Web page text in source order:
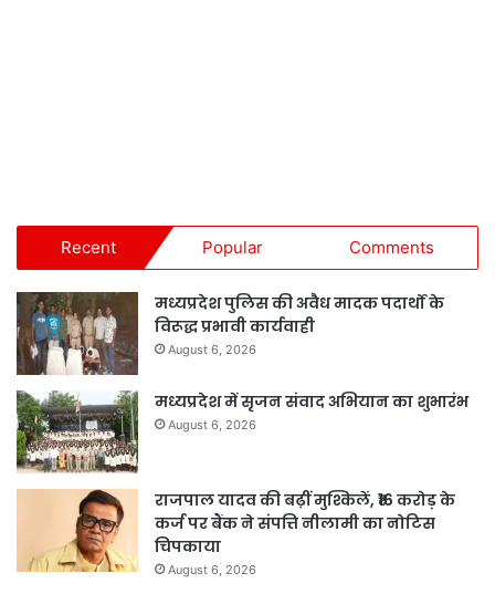
Recent Popular Comments
मध्यप्रदेश पुलिस की अवैध मादक पदार्थों के
विरूद्ध प्रभावी कार्यवाही
August 6, 2026
मध्यप्रदेश में सृजन संवाद अभियान का शुभारंभ
August 6, 2026
राजपाल यादव की बढ़ीं मुश्किलें, ₹16 करोड़ के
कर्ज पर बैंक ने संपत्ति नीलामी का नोटिस
चिपकाया
August 6, 2026